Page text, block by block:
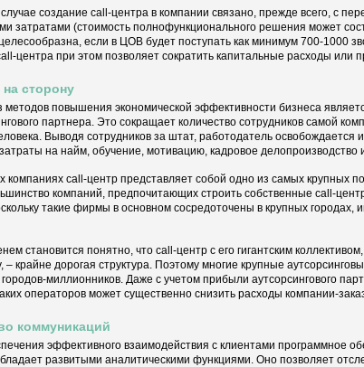
создание call-центра в компании связано, прежде всего, с
затратами (стоимость полнофункционального решения может
если в ЦОВ будет поступать как минимум 700-1000
центра при этом позволяет сократить капитальные расходы или
сторону
методов повышения экономической эффективности бизнеса
партнера. Это сокращает количество сотрудников самой
Выводя сотрудников за штат, работодатель освобождается
на найм, обучение, мотивацию, кадровое делопроизводство
компаниях call-центр представляет собой одно из самых крупных
компаний, предпочитающих строить собственные call-
такие фирмы в основном сосредоточены в крупных городах,
становится понятно, что call-центр с его гигантским
– крайне дорогая структура. Поэтому многие крупные
миллионников. Даже с учетом прибыли аутсорсингового
операторов может существенно снизить расходы компании-
коммуникаций
эффективного взаимодействия с клиентами программное
развитыми аналитическими функциями. Оно позволяет